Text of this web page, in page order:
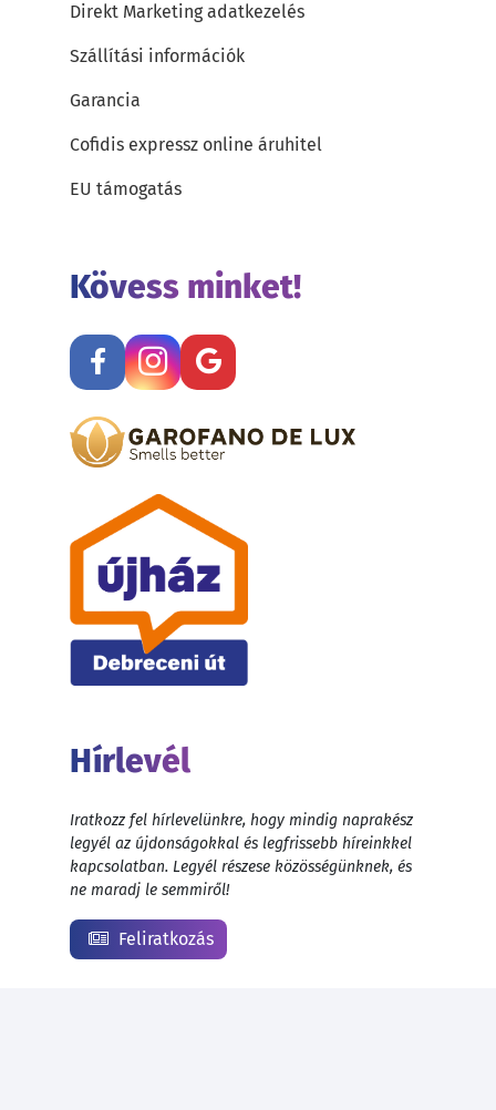
Direkt Marketing adatkezelés
Szállítási információk
Garancia
Cofidis expressz online áruhitel
EU támogatás
Kövess minket!
Hírlevél
Iratkozz fel hírlevelünkre, hogy mindig naprakész
legyél az újdonságokkal és legfrissebb híreinkkel
kapcsolatban. Legyél részese közösségünknek, és
ne maradj le semmiről!
Feliratkozás